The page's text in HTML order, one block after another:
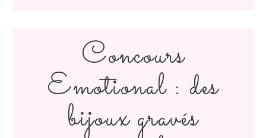
Concours
Emotional : des
bijoux gravés